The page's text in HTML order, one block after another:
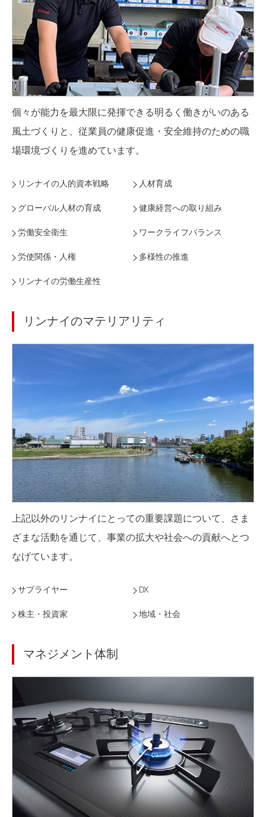
個々が能力を最大限に発揮できる明るく働きがいのある
風土づくりと、従業員の健康促進・安全維持のための職
場環境づくりを進めています。
リンナイの人的資本戦略 人材育成
グローバル人材の育成 健康経営への取り組み
労働安全衛生 ワークライフバランス
労使関係・人権 多様性の推進
リンナイの労働生産性
リンナイのマテリアリティ
上記以外のリンナイにとっての重要課題について、
さま
ざまな活動を通じて、事業の拡大や社会への貢献へとつ
なげています。
サプライヤー DX
株主・投資家 地域・社会
マネジメント体制